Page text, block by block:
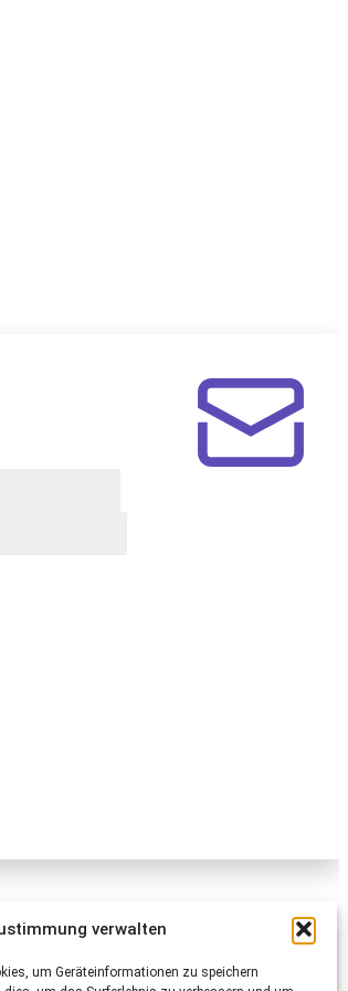
verwalten
um Geräteinformationen zu speichern
Tierschutz STS